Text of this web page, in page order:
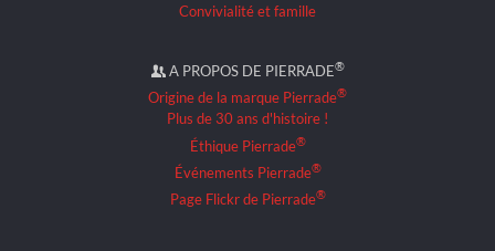
Convivialité et famille
A PROPOS DE PIERRADE®
Origine de la marque Pierrade®
Plus de 30 ans d'histoire !
Éthique Pierrade®
Événements Pierrade®
Page Flickr de Pierrade®